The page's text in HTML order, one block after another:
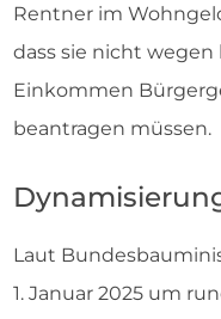
Rentner im
dass sie nicht
Einkommen
beantragen müssen.
Laut
1. Januar 2025 um